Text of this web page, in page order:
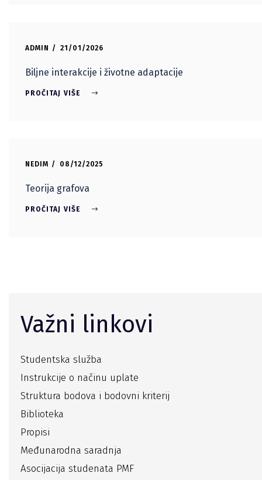
ADMIN 21/01/2026
Biljne interakcije i životne adaptacije
PROČITAJ VIŠE
NEDIM 08/12/2025
Teorija grafova
PROČITAJ VIŠE
Važni linkovi
Studentska služba
Instrukcije o načinu uplate
Struktura bodova i bodovni kriterij
Biblioteka
Propisi
Međunarodna saradnja
Asocijacija studenata PMF